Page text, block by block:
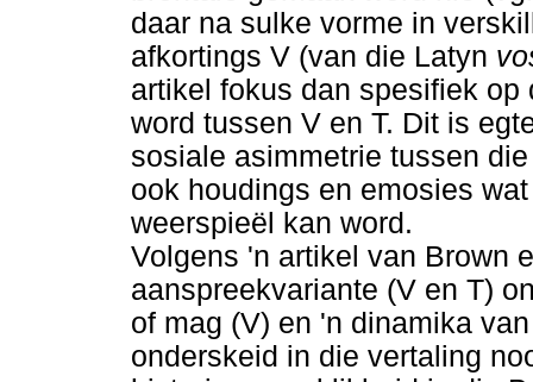
daar na sulke vorme in
afkortings V (van die Latyn
artikel fokus dan spesifiek
word tussen V en T. Dit is
sosiale asimmetrie tussen
ook houdings en emosies
weerspieël kan word.
Volgens 'n artikel van Brown
aanspreekvariante (V en T)
of mag (V) en 'n dinamika
onderskeid in die vertaling